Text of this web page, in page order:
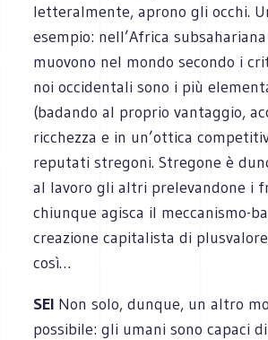
letteralmente, aprono gli occhi.
esempio: nell’Africa
muovono nel mondo secondo i
noi occidentali sono i più
(badando al proprio vantaggio,
ricchezza e in un’ottica
reputati stregoni. Stregone è
al lavoro gli altri prelevandone i
chiunque agisca il meccanismo-
creazione capitalista di
così…
SEI Non solo, dunque, un altro
possibile: gli umani sono capaci